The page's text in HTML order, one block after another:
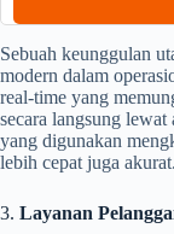
Sebuah keunggulan
modern dalam
real-time yang
secara langsung
yang digunakan
lebih cepat juga akurat.
3. Layanan